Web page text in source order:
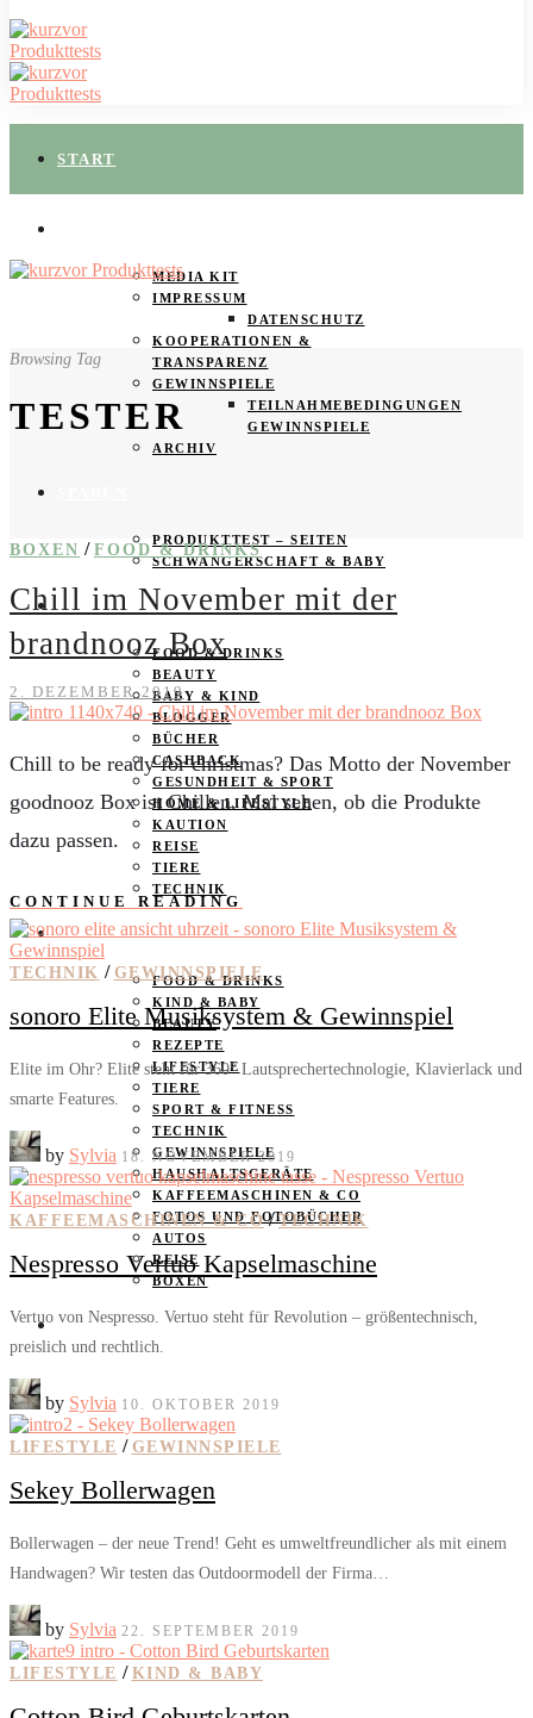
START
MEDIA KIT
IMPRESSUM
DATENSCHUTZ
KOOPERATIONEN &
TRANSPARENZ
GEWINNSPIELE
TEILNAHMEBEDINGUNGEN
GEWINNSPIELE
ARCHIV
PRODUKTTEST – SEITEN
SCHWANGERSCHAFT & BABY
PRODUKTTESTER GESUCHT
FOOD & DRINKS
BEAUTY
BABY & KIND
BLOGGER
BÜCHER
CASHBACK
GESUNDHEIT & SPORT
HOME & LIFESTYLE
KAUTION
REISE
TIERE
TECHNIK
KATEGORIEN
FOOD & DRINKS
KIND & BABY
BEAUTY
REZEPTE
LIFESTYLE
TIERE
SPORT & FITNESS
TECHNIK
GEWINNSPIELE
HAUSHALTSGERÄTE
KAFFEEMASCHINEN & CO
FOTOS UND FOTOBÜCHER
AUTOS
REISE
BOXEN
KIND & KEGEL
Browsing Tag
TESTER
BOXEN / FOOD & DRINKS
Chill im November mit der
brandnooz Box
2. DEZEMBER 2019
Chill to be ready for christmas? Das Motto der November
goodnooz Box ist Chillen. Mal sehen, ob die Produkte
dazu passen.
CONTINUE READING
TECHNIK / GEWINNSPIELE
sonoro Elite Musiksystem & Gewinnspiel
Elite im Ohr? Elite steht für 360° Lautsprechertechnologie, Klavierlack und
smarte Features.
by Sylvia 18. NOVEMBER 2019
KAFFEEMASCHINEN & CO / TECHNIK
Nespresso Vertuo Kapselmaschine
Vertuo von Nespresso. Vertuo steht für Revolution – größentechnisch,
preislich und rechtlich.
by Sylvia 10. OKTOBER 2019
LIFESTYLE / GEWINNSPIELE
Sekey Bollerwagen
Bollerwagen – der neue Trend! Geht es umweltfreundlicher als mit einem
Handwagen? Wir testen das Outdoormodell der Firma…
by Sylvia 22. SEPTEMBER 2019
LIFESTYLE / KIND & BABY